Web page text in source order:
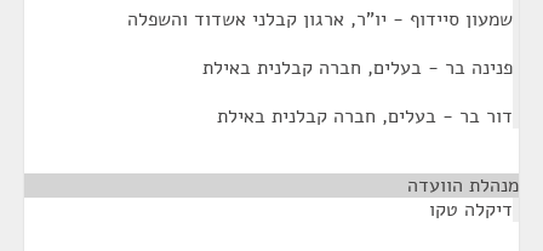
שמעון סיידוף - יו"ר, ארגון קבלני אשדוד והשפלה
פנינה בר - בעלים, חברה קבלנית באילת
דור בר - בעלים, חברה קבלנית באילת
מנהלת הוועדה
דיקלה טקו